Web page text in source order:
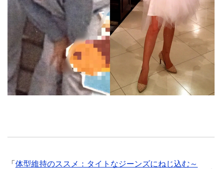
「 体型維持のススメ：タイトなジーンズにねじ込む～